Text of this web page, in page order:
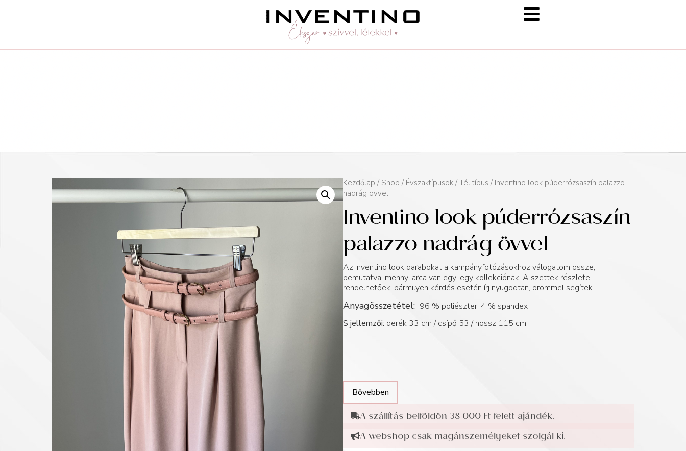
-25 % a webshopban!
Kupon: summer25 Kezdőlap / Shop / Évszaktípusok / Tél típus / Inventino look púderrózsaszín palazzo
nadrág övvel
Inventino look púderrózsaszín
palazzo nadrág övvel
Az Inventino look darabokat a kampányfotózásokhoz válogatom össze,
bemutatva, mennyi arca van egy-egy kollekciónak. A szettek részletei
rendelhetőek, bármilyen kérdés esetén írj nyugodtan, örömmel segítek.
Anyagösszetétel: 96 % poliészter, 4 % spandex
S jellemzői: derék 33 cm / csípő 53 / hossz 115 cm
Bővebben
A szállítás belföldön 38 000 Ft felett ajándék.
A webshop csak magánszemélyeket szolgál ki.